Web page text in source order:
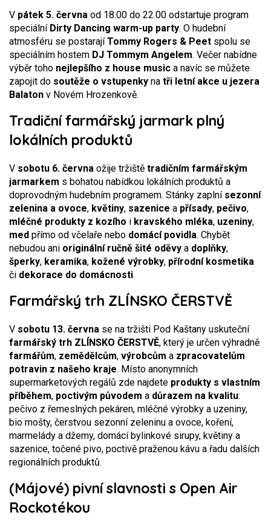
V pátek 5. června od 18.00 do 22.00 odstartuje program
speciální Dirty Dancing warm-up party. O hudební
atmosféru se postarajíTommy Rogers & Peet spolu se
speciálním hostem DJ Tommym Angelem. Večer nabídne
výběr toho nejlepšího z house music a navíc se můžete
zapojit do soutěže o vstupenky na tři letní akce u jezera
Balaton v Novém Hrozenkově.
Tradiční farmářský jarmark plný
lokálních produktů
V sobotu 6. června ožije tržiště tradičním farmářským
jarmarkem s bohatou nabídkou lokálních produktů a
doprovodným hudebním programem. Stánky zaplní sezonní
zelenina a ovoce, květiny, sazenice a přísady, pečivo,
mléčné produkty z kozího i kravského mléka, uzeniny,
med přímo od včelaře nebo domácí povidla. Chybět
nebudou ani originální ručně šité oděvy a doplňky,
šperky, keramika, kožené výrobky, přírodní kosmetika
či dekorace do domácnosti.
Farmářský trh ZLÍNSKO ČERSTVĚ
V sobotu 13. června se na tržišti Pod Kaštany uskuteční
farmářský trh ZLÍNSKO ČERSTVĚ, který je určen výhradně
farmářům, zemědělcům, výrobcům a zpracovatelům
potravin z našeho kraje. Místo anonymních
supermarketových regálů zde najdete produkty s vlastním
příběhem, poctivým původem a důrazem na kvalitu:
pečivo z řemeslných pekáren, mléčné výrobky a uzeniny,
bio mošty, čerstvou sezonní zeleninu a ovoce, koření,
marmelády a džemy, domácí bylinkové sirupy, květiny a
sazenice, točené pivo, poctivě praženou kávu a řadu dalších
regionálních produktů.
(Májové) pivní slavnosti s Open Air
Rockotékou